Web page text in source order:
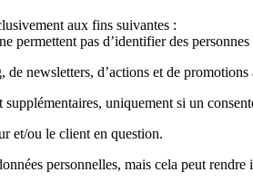
aux fins suivantes :
permettent pas d’identifier des
newsletters, d’actions et de
uniquement si un
et/ou le client en question.
personnelles, mais cela peut